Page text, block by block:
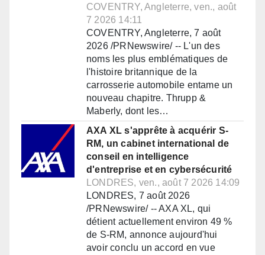
COVENTRY, Angleterre, ven., août
7 2026 14:11
COVENTRY, Angleterre, 7 août
2026 /PRNewswire/ -- L'un des
noms les plus emblématiques de
l'histoire britannique de la
carrosserie automobile entame un
nouveau chapitre. Thrupp &
Maberly, dont les…
AXA XL s'apprête à acquérir S-
RM, un cabinet international de
conseil en intelligence
d'entreprise et en cybersécurité
LONDRES, ven., août 7 2026 14:09
LONDRES, 7 août 2026
/PRNewswire/ -- AXA XL, qui
détient actuellement environ 49 %
de S-RM, annonce aujourd'hui
avoir conclu un accord en vue